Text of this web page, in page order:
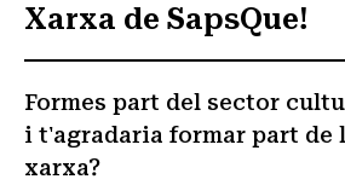
Xarxa de SapsQue!
Formes part del sector
i t'agradaria formar part de
xarxa?